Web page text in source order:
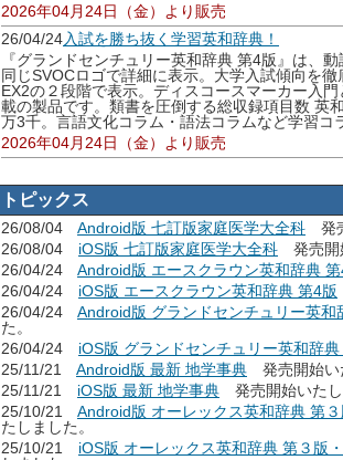
2026年04月24日（金）より販売
26/04/24入試を勝ち抜く学習英和辞典！
『グランドセンチュリー英和辞典 第4版』は、
同じSVOCロゴで詳細に表示。大学入試傾向を
EX2の２段階で表示。ディスコースマーカー入
載の製品です。類書を圧倒する総収録項目数 英
万3千。言語文化コラム・語法コラムなど学習コ
2026年04月24日（金）より販売
トピックス
26/08/04 Android版 七訂版家庭医学大全科 発
26/08/04 iOS版 七訂版家庭医学大全科 発売開
26/04/24 Android版 エースクラウン英和辞典
26/04/24 iOS版 エースクラウン英和辞典 第4版
26/04/24 Android版 グランドセンチュリー英和
た。
26/04/24 iOS版 グランドセンチュリー英和辞
25/11/21 Android版 最新 地学事典 発売開始い
25/11/21 iOS版 最新 地学事典 発売開始いた
25/10/21 Android版 オーレックス英和辞典 第
たしました。
25/10/21 iOS版 オーレックス英和辞典 第３版